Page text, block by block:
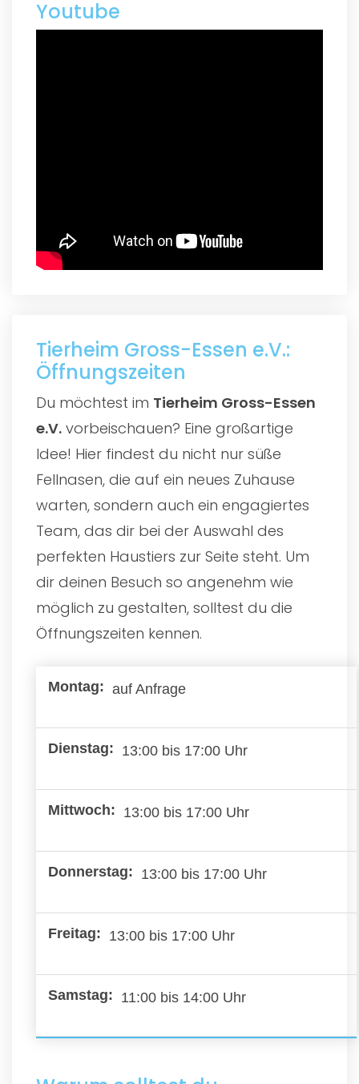
Youtube
Tierheim Gross-Essen e.V.:
Öffnungszeiten
Du möchtest im Tierheim Gross-Essen
e.V. vorbeischauen? Eine großartige
Idee! Hier findest du nicht nur süße
Fellnasen, die auf ein neues Zuhause
warten, sondern auch ein engagiertes
Team, das dir bei der Auswahl des
perfekten Haustiers zur Seite steht. Um
dir deinen Besuch so angenehm wie
möglich zu gestalten, solltest du die
Öffnungszeiten kennen.
auf Anfrage
13:00 bis 17:00 Uhr
13:00 bis 17:00 Uhr
13:00 bis 17:00 Uhr
13:00 bis 17:00 Uhr
11:00 bis 14:00 Uhr